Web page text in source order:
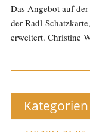
Das Angebot auf
der Radl-
erweitert. Christine
Kategorien